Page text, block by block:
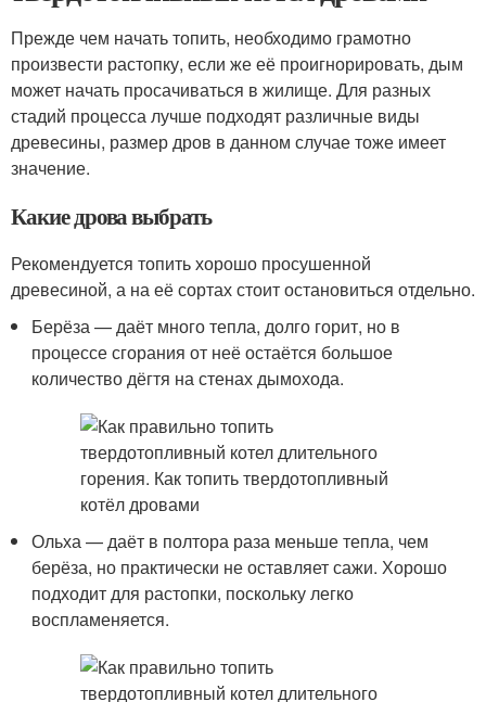
Прежде чем начать топить, необходимо грамотно
произвести растопку, если же её проигнорировать, дым
может начать просачиваться в жилище. Для разных
стадий процесса лучше подходят различные виды
древесины, размер дров в данном случае тоже имеет
значение.
Какие дрова выбрать
Рекомендуется топить хорошо просушенной
древесиной, а на её сортах стоит остановиться отдельно.
Берёза — даёт много тепла, долго горит, но в
процессе сгорания от неё остаётся большое
количество дёгтя на стенах дымохода.
Ольха — даёт в полтора раза меньше тепла, чем
берёза, но практически не оставляет сажи. Хорошо
подходит для растопки, поскольку легко
воспламеняется.